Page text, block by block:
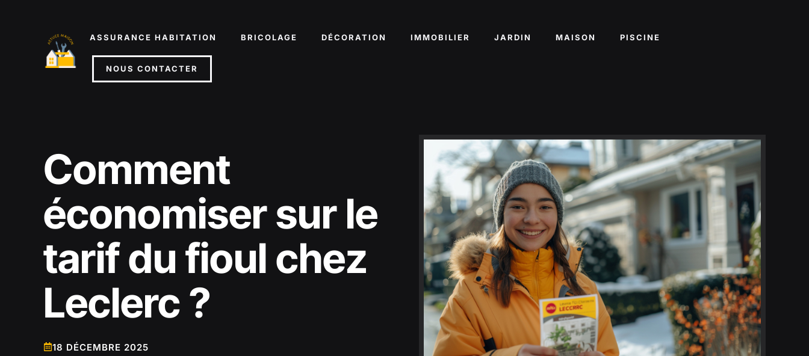
ASSURANCE HABITATION BRICOLAGE DÉCORATION IMMOBILIER JARDIN MAISON PISCINE
NOUS CONTACTER
Comment
économiser sur le
tarif du fioul chez
Leclerc ?
18 DÉCEMBRE 2025